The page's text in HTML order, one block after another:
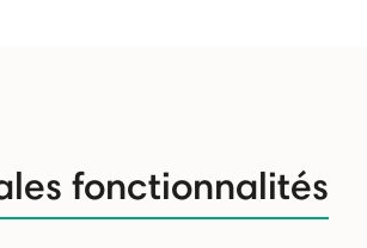
fonctionnalités